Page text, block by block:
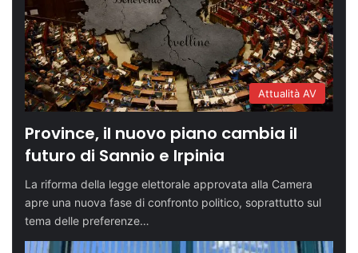
Attualità AV
Province, il nuovo piano cambia il
futuro di Sannio e Irpinia
La riforma della legge elettorale approvata alla Camera
apre una nuova fase di confronto politico, soprattutto sul
tema delle preferenze…